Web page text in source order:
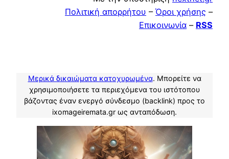
Πολιτική απορρήτου – Όροι χρήσης –
Επικοινωνία – RSS
Μερικά δικαιώματα κατοχυρωμένα. Μπορείτε να
χρησιμοποιήσετε τα περιεχόμενα του ιστότοπου
βάζοντας έναν ενεργό σύνδεσμο (backlink) προς το
ixomageiremata.gr ως ανταπόδωση.